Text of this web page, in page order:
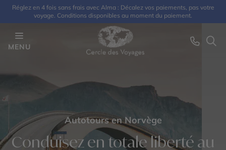
Réglez en 4 fois sans frais avec Alma : Décalez vos paiements, pas votre
voyage. Conditions disponibles au moment du paiement.
MENU
Autotours en Norvège
Conduisez en totale liberté au